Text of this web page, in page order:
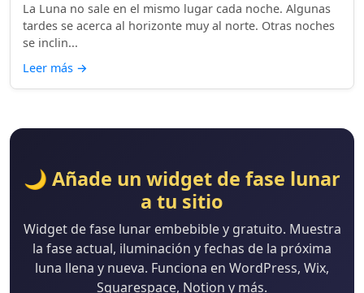
La Luna no sale en el mismo lugar cada noche. Algunas
tardes se acerca al horizonte muy al norte. Otras noches
se inclin...
Leer más →
🌙 Añade un widget de fase lunar
a tu sitio
Widget de fase lunar embebible y gratuito. Muestra
la fase actual, iluminación y fechas de la próxima
luna llena y nueva. Funciona en WordPress, Wix,
Squarespace, Notion y más.